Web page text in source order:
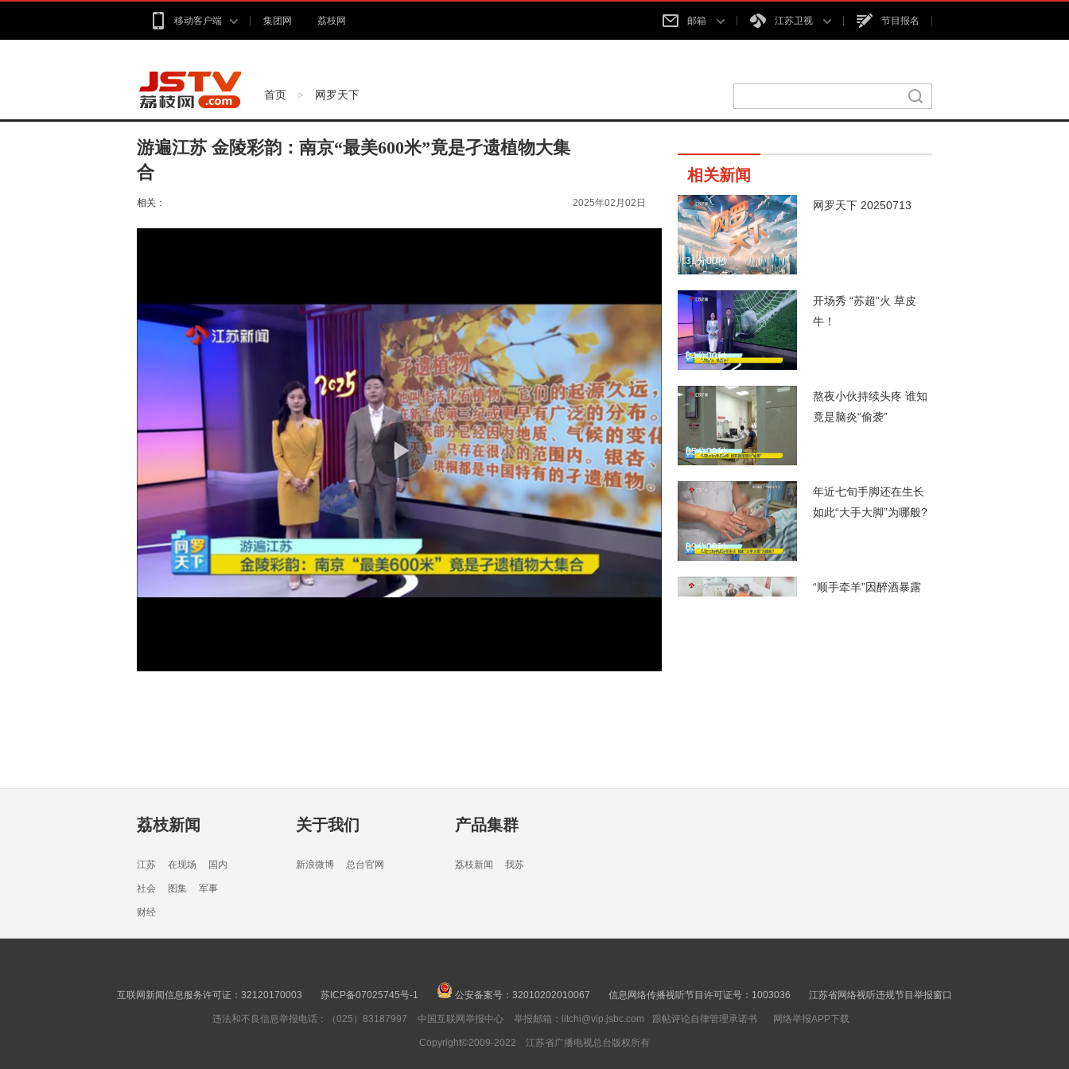
移动客户端 集团网 荔枝网 邮箱 江苏卫视 节目报名
首页 > 网罗天下
游遍江苏 金陵彩韵：南京“最美600米”竟是孑遗植物大集
合
相关： 2025年02月02日
相关新闻
31分00秒
网罗天下 20250713
04分00秒
开场秀 “苏超”火 草皮
牛！
05分00秒
熬夜小伙持续头疼 谁知
竟是脑炎“偷袭”
03分00秒
年近七旬手脚还在生长
如此“大手大脚”为哪般?
“顺手牵羊”因醉酒暴露
03分00秒
季衣服这样选
荔枝新闻
江苏 在现场 国内
社会 图集 军事
财经
关于我们
新浪微博 总台官网
产品集群
荔枝新闻 我苏
互联网新闻信息服务许可证：32120170003 苏ICP备07025745号-1 公安备案号：32010202010067 信息网络传播视听节目许可证号：1003036 江苏省网络视听违规节目举报窗口
违法和不良信息举报电话：（025）83187997 中国互联网举报中心 举报邮箱：litchi@vip.jsbc.com 跟帖评论自律管理承诺书 网络举报APP下载
Copyright©2009-2022 江苏省广播电视总台版权所有